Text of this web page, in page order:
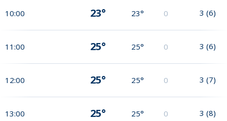
10:00 23° 23° 0 3 (6)
11:00 25° 25° 0 3 (6)
12:00 25° 25° 0 3 (7)
13:00 25° 25° 0 3 (8)